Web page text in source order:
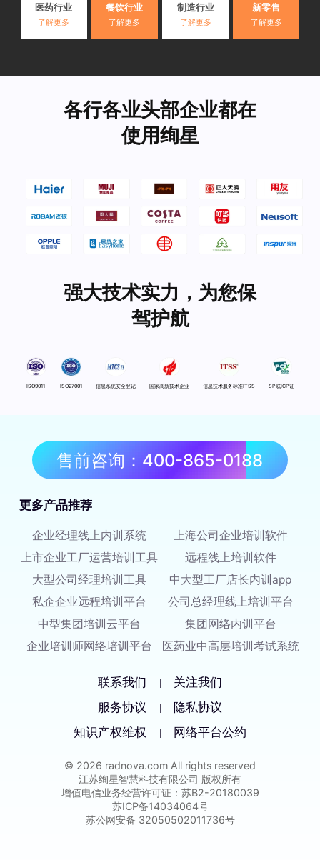
医药行业
了解更多
餐饮行业
了解更多
制造行业
了解更多
新零售
了解更多
各行各业头部企业都在
使用绚星
强大技术实力，为您保
驾护航
ISO9011 ISO27001 信息系统安全登记 国家高新技术企业 信息技术服务标准ITSS SP或ICP证
售前咨询：400-865-0188
更多产品推荐
企业经理线上内训系统
上海公司企业培训软件
上市企业工厂运营培训工具
远程线上培训软件
大型公司经理培训工具
中大型工厂店长内训app
私企企业远程培训平台
公司总经理线上培训平台
中型集团培训云平台
集团网络内训平台
企业培训师网络培训平台
医药业中高层培训考试系统
联系我们 |
关注我们
服务协议
|
隐私协议
知识产权维权
| 网络平台公约
© 2026 radnova.com All rights reserved
江苏绚星智慧科技有限公司 版权所有
增值电信业务经营许可证：苏B2-20180039
苏ICP备14034064号
苏公网安备 32050502011736号